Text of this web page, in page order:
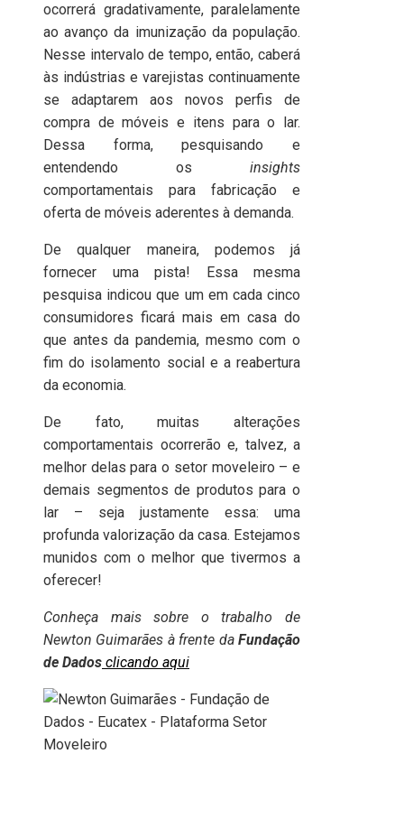
ocorrerá gradativamente, paralelamente
ao avanço da imunização da população.
Nesse intervalo de tempo, então, caberá
às indústrias e varejistas continuamente
se adaptarem aos novos perfis de
compra de móveis e itens para o lar.
Dessa forma, pesquisando e
entendendo osinsights
comportamentais para fabricação e
oferta de móveis aderentes à demanda.
De qualquer maneira, podemos já
fornecer uma pista! Essa mesma
pesquisa indicou que um em cada cinco
consumidores ficará mais em casa do
que antes da pandemia, mesmo com o
fim do isolamento social e a reabertura
da economia.
De fato, muitas alterações
comportamentais ocorrerão e, talvez, a
melhor delas para o setor moveleiro – e
demais segmentos de produtos para o
lar – seja justamente essa: uma
profunda valorização da casa. Estejamos
munidos com o melhor que tivermos a
oferecer!
Conheça mais sobre o trabalho de
Newton Guimarães à frente daFundação
de Dados clicando aqui